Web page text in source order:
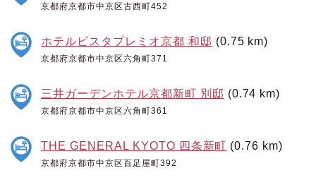
京都府京都市中京区古西町452
ホテルビスタプレミオ京都 和邸 (0.75 km)
京都府京都市中京区六角町371
三井ガーデンホテル京都新町 別邸 (0.74 km)
京都府京都市中京区六角町361
THE GENERAL KYOTO 四条新町 (0.76 km)
京都府京都市中京区百足屋町392